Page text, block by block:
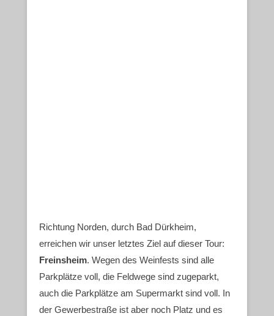
Richtung Norden, durch Bad Dürkheim,
erreichen wir unser letztes Ziel auf dieser Tour:
Freinsheim. Wegen des Weinfests sind alle
Parkplätze voll, die Feldwege sind zugeparkt,
auch die Parkplätze am Supermarkt sind voll. In
der Gewerbestraße ist aber noch Platz und es